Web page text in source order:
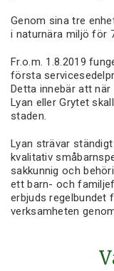
Genom sina tre
i naturnära miljö för
Fr.o.m. 1.8.2019
första
Detta innebär att
Lyan eller Grytet
staden.
Lyan strävar
kvalitativ
sakkunnig och
ett barn- och
erbjuds regelbundet
verksamheten